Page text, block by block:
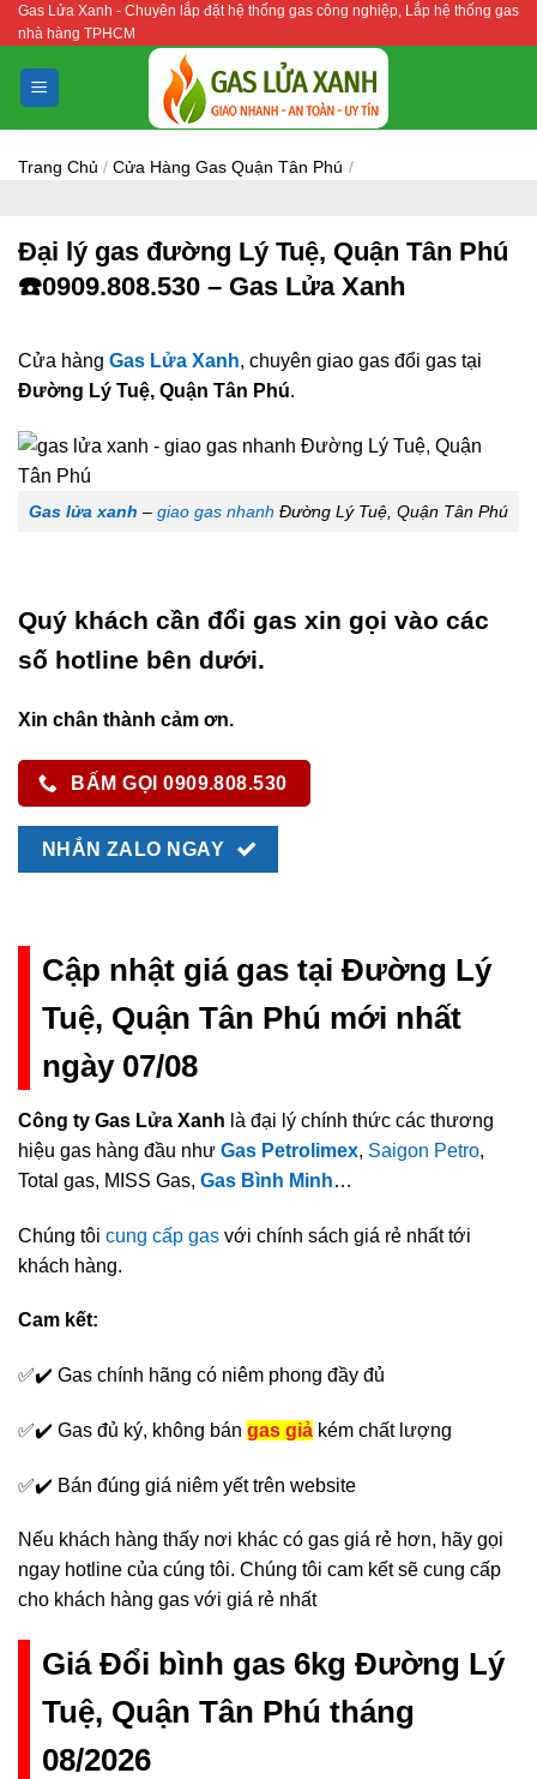
Bỏ
qua
nội
dung
Gas Lửa Xanh - Chuyên lắp đặt hệ thống gas công nghiệp, Lắp hệ thống gas
nhà hàng TPHCM
Trang Chủ / Cửa Hàng Gas Quận Tân Phú /
Đại lý gas đường Lý Tuệ, Quận Tân Phú
☎️0909.808.530 – Gas Lửa Xanh
Cửa hàng Gas Lửa Xanh, chuyên giao gas đổi gas tại
Đường Lý Tuệ, Quận Tân Phú.
Gas lửa xanh – giao gas nhanh Đường Lý Tuệ, Quận Tân Phú
Quý khách cần đổi gas xin gọi vào các
số hotline bên dưới.
Xin chân thành cảm ơn.
BẤM GỌI 0909.808.530
NHẮN ZALO NGAY
Cập nhật giá gas tại Đường Lý
Tuệ, Quận Tân Phú mới nhất
ngày 07/08
Công ty Gas Lửa Xanh là đại lý chính thức các thương
hiệu gas hàng đầu như Gas Petrolimex, Saigon Petro,
Total gas, MISS Gas, Gas Bình Minh…
Chúng tôi cung cấp gas với chính sách giá rẻ nhất tới
khách hàng.
Cam kết:
✅✔️ Gas chính hãng có niêm phong đầy đủ
✅✔️ Gas đủ ký, không bán gas giả kém chất lượng
✅✔️ Bán đúng giá niêm yết trên website
Nếu khách hàng thấy nơi khác có gas giá rẻ hơn, hãy gọi
ngay hotline của cúng tôi. Chúng tôi cam kết sẽ cung cấp
cho khách hàng gas với giá rẻ nhất
Giá Đổi bình gas 6kg Đường Lý
Tuệ, Quận Tân Phú tháng
08/2026